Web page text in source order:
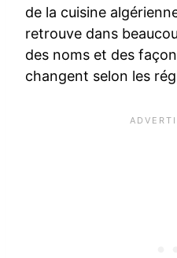
de la cuisine
retrouve dans
des noms et des
changent selon les